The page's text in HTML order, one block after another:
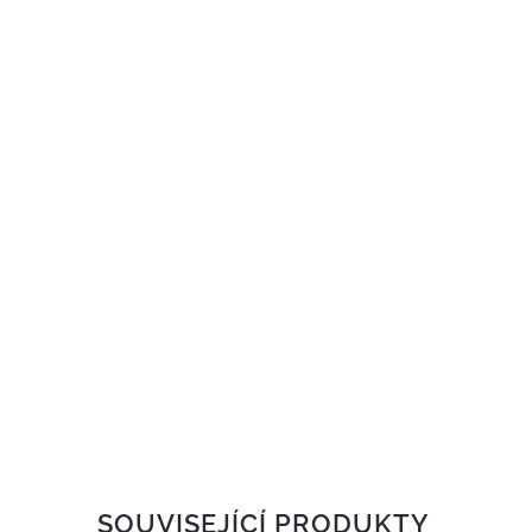
SOUVISEJÍCÍ PRODUKTY